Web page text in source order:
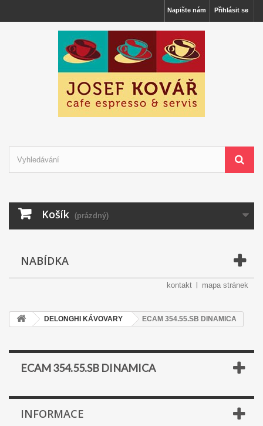
Přihlásit se
Napište nám
Košík (prázdný)
NABÍDKA
kontakt mapa stránek
DELONGHI KÁVOVARY ECAM 354.55.SB DINAMICA
ECAM 354.55.SB DINAMICA
INFORMACE